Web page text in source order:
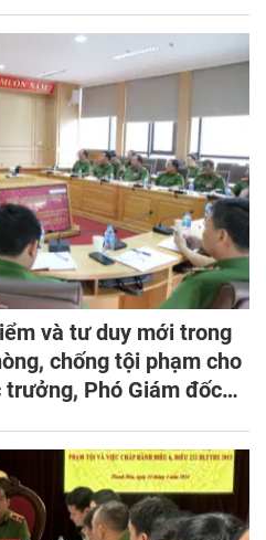
và tư duy mới trong
chống tội phạm cho
trưởng, Phó Giám đốc